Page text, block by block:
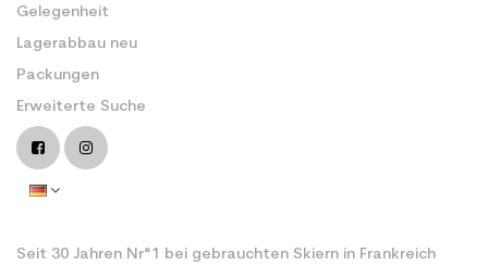
Gelegenheit
Lagerabbau neu
Packungen
Erweiterte Suche
Seit 30 Jahren Nr°1 bei gebrauchten Skiern in Frankreich